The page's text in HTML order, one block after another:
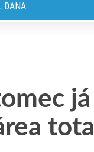
DANA
já
total